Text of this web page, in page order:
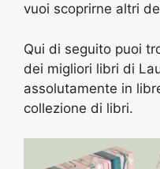
vuoi scoprirne altri
Qui di seguito puoi
dei migliori libri di
assolutamente in
collezione di libri.